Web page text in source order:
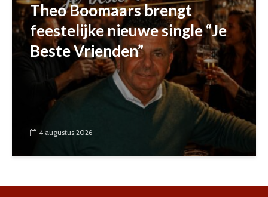
Theo Boomaars brengt
feestelijke nieuwe single “Je
Beste Vrienden”
4 augustus 2026